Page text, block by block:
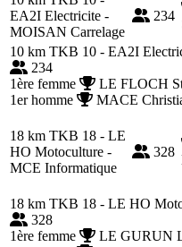
EA2I Electricite -
MOISAN Carrelage
234
10 km TKB 10 - EA2I
234
1ère femme
LE FLOCH
1er homme
MACE
18 km TKB 18 - LE
HO Motoculture -
MCE Informatique
328
18 km TKB 18 - LE HO
328
1ère femme
LE GURUN